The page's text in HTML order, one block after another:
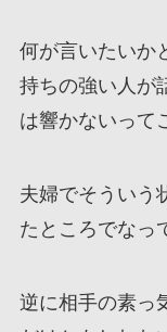
何が言いたいか
持ちの強い人が
は響かないって
夫婦でそういう
たところでなっ
逆に相手の素っ